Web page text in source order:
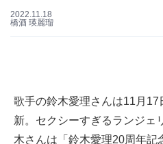
2022.11.18
橋酒 瑛麗瑠
歌手の鈴木愛理さんは11月17
新。セクシーすぎるランジェ
木さんは「鈴木愛理20周年記